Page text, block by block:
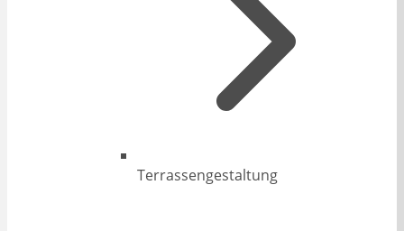
Terrassengestaltung